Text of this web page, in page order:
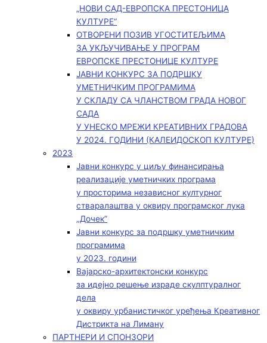
„НОВИ САД-ЕВРОПСКА ПРЕСТОНИЦА
КУЛТУРЕ“
ОТВОРЕНИ ПОЗИВ УГОСТИТЕЉИМА
ЗА УКЉУЧИВАЊЕ У ПРОГРАМ
ЕВРОПСКЕ ПРЕСТОНИЦЕ КУЛТУРЕ
ЈАВНИ КОНКУРС ЗА ПОДРШКУ
УМЕТНИЧКИМ ПРОГРАМИМА
У СКЛАДУ СА ЧЛАНСТВОМ ГРАДА НОВОГ
САДА
У УНЕСКО МРЕЖИ КРЕАТИВНИХ ГРАДОВА
У 2024. ГОДИНИ (КАЛЕИДОСКОП КУЛТУРЕ)
2023
Јавни конкурс у циљу финансирања
реализације уметничких програма
у просторима независног културног
стваралаштва у оквиру програмског лука
„Дочек”
Јавни конкурс за подршку уметничким
програмима
у 2023. години
Вајарско-архитектонски конкурс
за идејно решење израде скулптуралног
дела
у оквиру урбанистичког уређења Креативног
Дистрикта на Лиману
ПАРТНЕРИ И СПОНЗОРИ